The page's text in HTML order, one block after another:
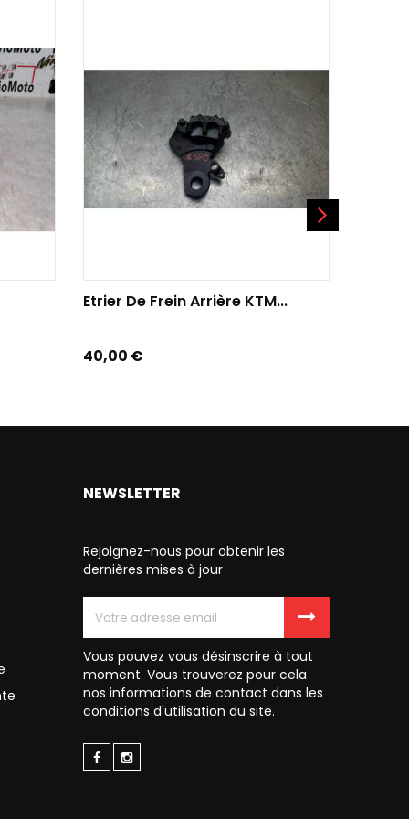
Etrier De Frein Arrière KTM...
Prix
40,00 €
NEWSLETTER
Rejoignez-nous pour obtenir les
dernières mises à jour
Vous pouvez vous désinscrire à tout
moment. Vous trouverez pour cela
nos informations de contact dans les
conditions d'utilisation du site.